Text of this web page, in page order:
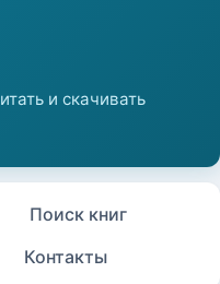
Поиск книг
Контакты